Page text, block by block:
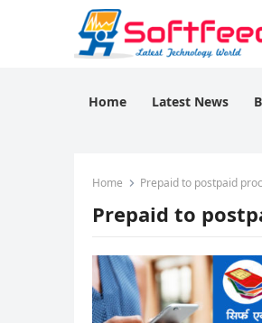
Home Latest News
Home Prepaid to postpaid
Prepaid to